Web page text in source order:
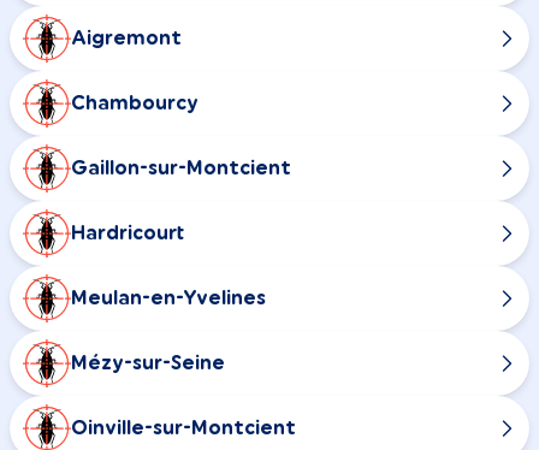
Aigremont
Chambourcy
Gaillon-sur-Montcient
Hardricourt
Meulan-en-Yvelines
Mézy-sur-Seine
Oinville-sur-Montcient